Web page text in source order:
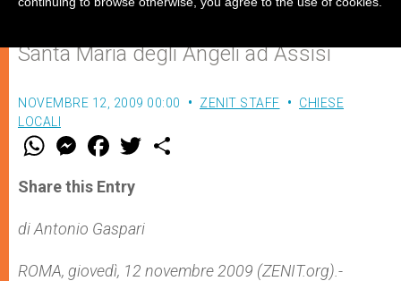
Santa Maria degli Angeli ad Assisi
NOVEMBRE 12, 2009 00:00 ZENIT STAFF
CHIESE
LOCALI
W
t
s
p
p
M
e
s
e
g
e
F
a
e
b
o
k
w
Share this Entry
di Antonio Gaspari
ROMA, giovedì, 12 novembre 2009 (ZENIT.org).-